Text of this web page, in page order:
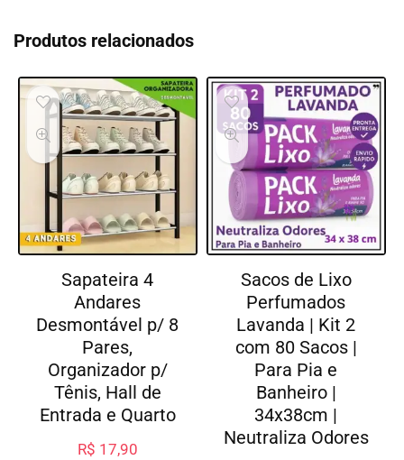
Produtos relacionados
Sapateira 4
Andares
Desmontável p/ 8
Pares,
Organizador p/
Tênis, Hall de
Entrada e Quarto
R$ 17,90
Sacos de Lixo
Perfumados
Lavanda | Kit 2
com 80 Sacos |
Para Pia e
Banheiro |
34x38cm |
Neutraliza Odores